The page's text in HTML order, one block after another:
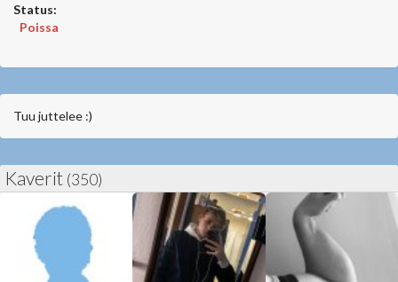
Status:
Poissa
Tuu juttelee :)
Kaverit (350)